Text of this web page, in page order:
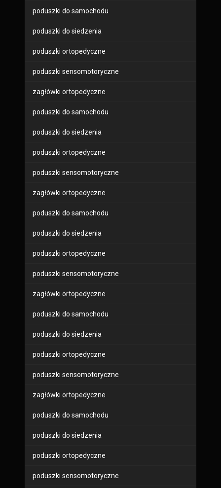
poduszki do samochodu
poduszki do siedzenia
poduszki ortopedyczne
poduszki sensomotoryczne
zagłówki ortopedyczne
poduszki do samochodu
poduszki do siedzenia
poduszki ortopedyczne
poduszki sensomotoryczne
zagłówki ortopedyczne
poduszki do samochodu
poduszki do siedzenia
poduszki ortopedyczne
poduszki sensomotoryczne
zagłówki ortopedyczne
poduszki do samochodu
poduszki do siedzenia
poduszki ortopedyczne
poduszki sensomotoryczne
zagłówki ortopedyczne
poduszki do samochodu
poduszki do siedzenia
poduszki ortopedyczne
poduszki sensomotoryczne